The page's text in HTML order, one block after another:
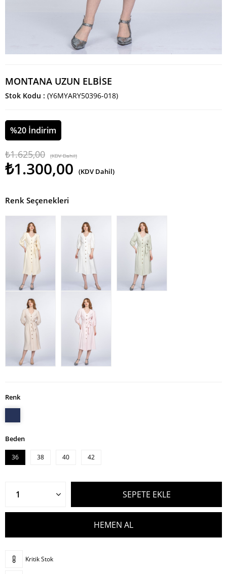
MONTANA UZUN ELBİSE
Stok Kodu (Y6MYARY50396-018)
%20 İndirim
₺1.625,00 (KDV Dahil)
₺1.300,00 (KDV Dahil)
Renk Seçenekleri
Renk
Beden
36 38 40 42
Kritik Stok